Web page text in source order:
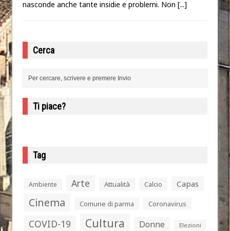
nasconde anche tante insidie e problemi. Non [...]
Cerca
Ti piace?
Tag
Ambiente Arte Attualità Calcio Capas
Cinema Comune di parma Coronavirus
COVID-19 Cultura Donne Elezioni